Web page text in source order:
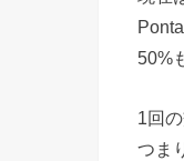
50%
1回
つま